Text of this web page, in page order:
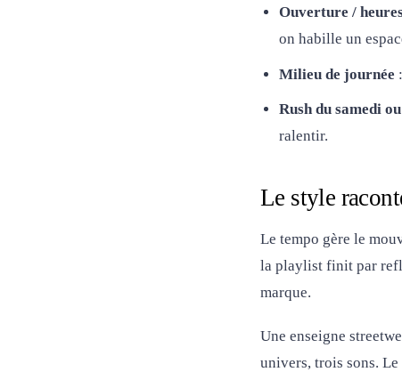
Ouverture /
on habille un
Milieu de journée
Rush du samedi
ralentir.
Le style
Le tempo gère le
la playlist finit par
marque.
Une enseigne
univers, trois sons. Le